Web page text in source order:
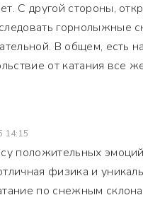
С другой стороны,
горнолыжные
В общем, есть
от катания все
14:15
положительных
физика и
по снежным